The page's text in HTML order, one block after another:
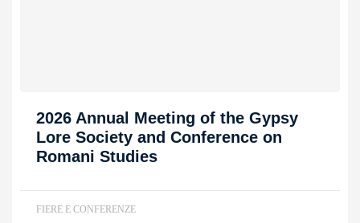
2026 Annual Meeting of the Gypsy
Lore Society and Conference on
Romani Studies
FIERE E CONFERENZE